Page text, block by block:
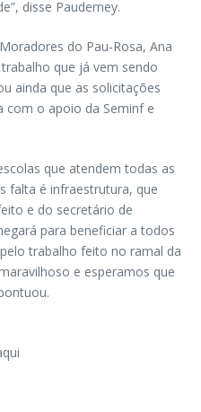
disse Pauderney.
do Pau-Rosa, Ana
que já vem sendo
ainda que as solicitações
com o apoio da Seminf e
que atendem todas as
falta é infraestrutura, que
e do secretário de
para beneficiar a todos
trabalho feito no ramal da
e esperamos que